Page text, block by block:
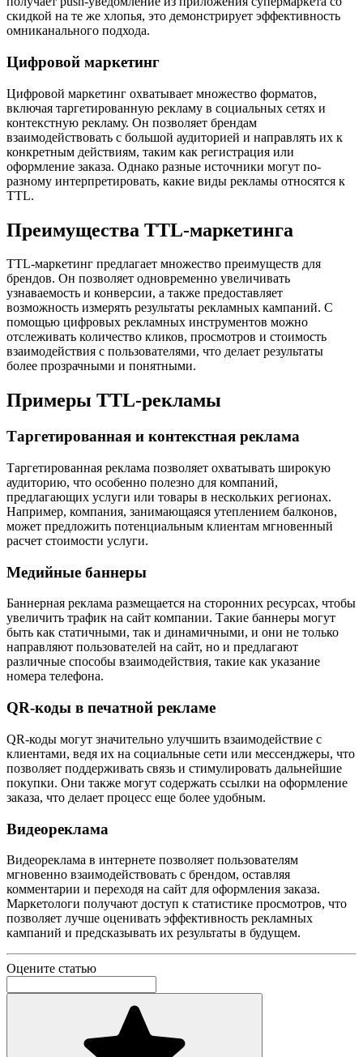
скидкой на те же хлопья, это демонстрирует эффективность
омниканального подхода.
Цифровой маркетинг
Цифровой маркетинг охватывает множество форматов,
включая таргетированную рекламу в социальных сетях и
контекстную рекламу. Он позволяет брендам
взаимодействовать с большой аудиторией и направлять их к
конкретным действиям, таким как регистрация или
оформление заказа. Однако разные источники могут по-
разному интерпретировать, какие виды рекламы относятся к
TTL.
Преимущества TTL-маркетинга
TTL-маркетинг предлагает множество преимуществ для
брендов. Он позволяет одновременно увеличивать
узнаваемость и конверсии, а также предоставляет
возможность измерять результаты рекламных кампаний. С
помощью цифровых рекламных инструментов можно
отслеживать количество кликов, просмотров и стоимость
взаимодействия с пользователями, что делает результаты
более прозрачными и понятными.
Примеры TTL-рекламы
Таргетированная и контекстная реклама
Таргетированная реклама позволяет охватывать широкую
аудиторию, что особенно полезно для компаний,
предлагающих услуги или товары в нескольких регионах.
Например, компания, занимающаяся утеплением балконов,
может предложить потенциальным клиентам мгновенный
расчет стоимости услуги.
Медийные баннеры
Баннерная реклама размещается на сторонних ресурсах, чтобы
увеличить трафик на сайт компании. Такие баннеры могут
быть как статичными, так и динамичными, и они не только
направляют пользователей на сайт, но и предлагают
различные способы взаимодействия, такие как указание
номера телефона.
QR-коды в печатной рекламе
QR-коды могут значительно улучшить взаимодействие с
клиентами, ведя их на социальные сети или мессенджеры, что
позволяет поддерживать связь и стимулировать дальнейшие
покупки. Они также могут содержать ссылки на оформление
заказа, что делает процесс еще более удобным.
Видеореклама
Видеореклама в интернете позволяет пользователям
мгновенно взаимодействовать с брендом, оставляя
комментарии и переходя на сайт для оформления заказа.
Маркетологи получают доступ к статистике просмотров, что
позволяет лучше оценивать эффективность рекламных
кампаний и предсказывать их результаты в будущем.
Оцените статью